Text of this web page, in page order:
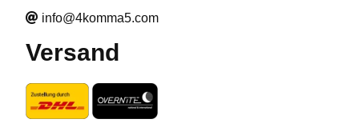
info@4komma5.com
Versand